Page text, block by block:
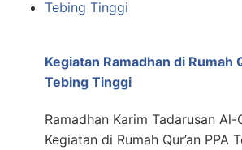
Kegiatan Ramadhan di Rumah
Tebing Tinggi
Ramadhan Karim Tadarusan Al-
Kegiatan di Rumah Qur’an PPA